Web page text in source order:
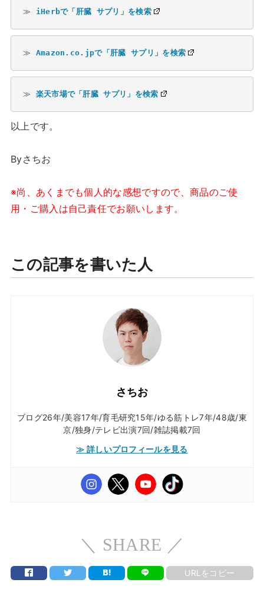
≫ iHerbで「肝臓 サプリ」を検索
≫ Amazon.co.jpで「肝臓 サプリ」を検索
≫ 楽天市場で「肝臓 サプリ」を検索
以上です。
Byさちお
※尚、あくまでも個人的な感想ですので、商品のご使
用・ご購入は自己責任でお願いします。
この記事を書いた人
さちお
ブログ26年/美容17年/育毛研究15年/ゆる筋トレ7年/48歳/東
京/独身/テレビ出演7回/雑誌掲載7回
≫ 詳しいプロフィールを見る
＼ SHARE ／
URLをコピー